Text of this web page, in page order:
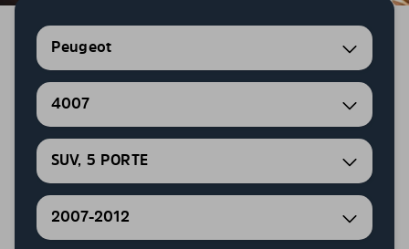
Peugeot
4007
SUV, 5 PORTE
2007-2012